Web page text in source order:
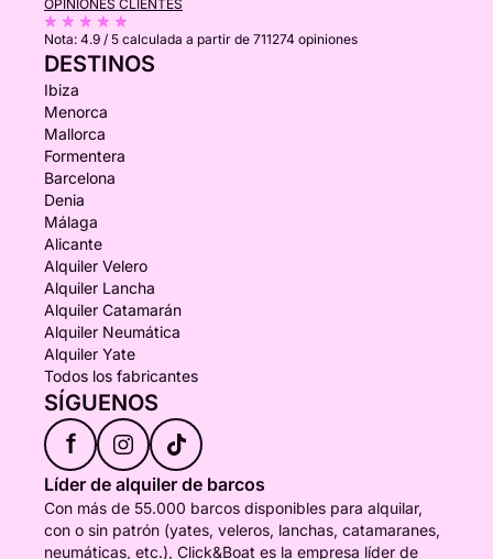
OPINIONES CLIENTES
Nota: 4.9 / 5 calculada a partir de 711274 opiniones
DESTINOS
Ibiza
Menorca
Mallorca
Formentera
Barcelona
Denia
Málaga
Alicante
Alquiler Velero
Alquiler Lancha
Alquiler Catamarán
Alquiler Neumática
Alquiler Yate
Todos los fabricantes
SÍGUENOS
f
Líder de alquiler de barcos
Con más de 55.000 barcos disponibles para alquilar,
con o sin patrón (yates, veleros, lanchas, catamaranes,
neumáticas, etc.), Click&Boat es la empresa líder de